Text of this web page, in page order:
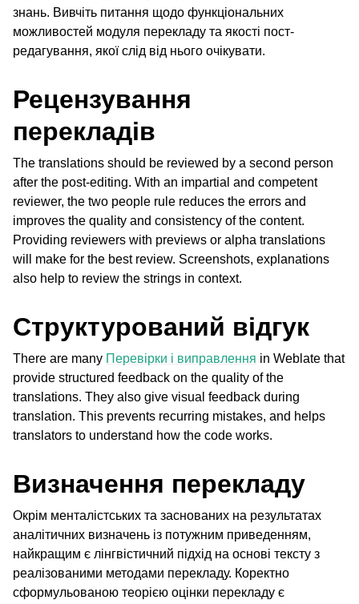
знань. Вивчіть питання щодо функціональних
можливостей модуля перекладу та якості пост-
редагування, якої слід від нього очікувати.
Рецензування
перекладів
The translations should be reviewed by a second person
after the post-editing. With an impartial and competent
reviewer, the two people rule reduces the errors and
improves the quality and consistency of the content.
Providing reviewers with previews or alpha translations
will make for the best review. Screenshots, explanations
also help to review the strings in context.
Структурований відгук
There are many Перевірки і виправлення in Weblate that
provide structured feedback on the quality of the
translations. They also give visual feedback during
translation. This prevents recurring mistakes, and helps
translators to understand how the code works.
Визначення перекладу
Окрім менталістських та заснованих на результатах
аналітичних визначень із потужним приведенням,
найкращим є лінгвістичний підхід на основі тексту з
реалізованими методами перекладу. Коректно
сформульованою теорією оцінки перекладу є